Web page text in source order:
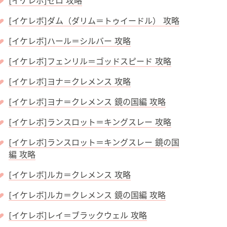
[イケレボ]ダム（ダリム＝トゥイードル） 攻略
[イケレボ]ハール＝シルバー 攻略
[イケレボ]フェンリル＝ゴッドスピード 攻略
[イケレボ]ヨナ＝クレメンス 攻略
[イケレボ]ヨナ＝クレメンス 鏡の国編 攻略
[イケレボ]ランスロット＝キングスレー 攻略
[イケレボ]ランスロット＝キングスレー 鏡の国
編 攻略
[イケレボ]ルカ＝クレメンス 攻略
[イケレボ]ルカ＝クレメンス 鏡の国編 攻略
[イケレボ]レイ＝ブラックウェル 攻略